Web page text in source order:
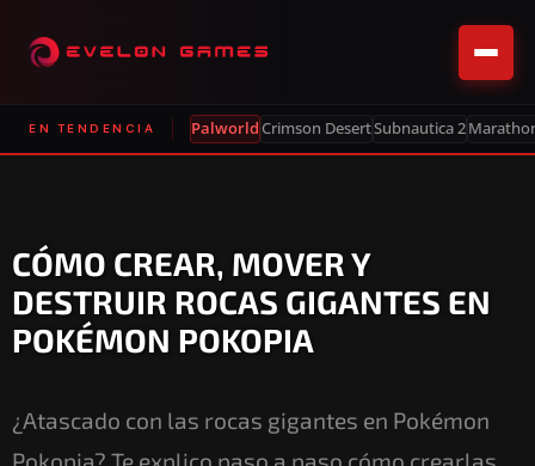
EN TENDENCIA PalworldCrimson DesertSubnautica 2
CÓMO CREAR, MOVER Y
DESTRUIR ROCAS GIGANTES EN
POKÉMON POKOPIA
¿Atascado con las rocas gigantes en Pokémon